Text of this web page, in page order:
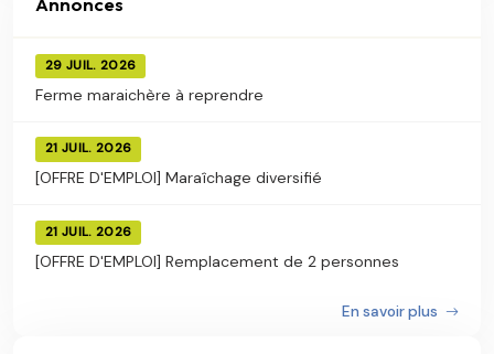
29 JUIL. 2026
Ferme maraichère à reprendre
21 JUIL. 2026
[OFFRE D'EMPLOI] Maraîchage diversifié
21 JUIL. 2026
[OFFRE D'EMPLOI] Remplacement de 2 personnes
En savoir plus